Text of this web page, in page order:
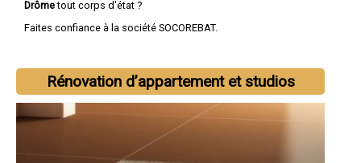
Drômetout corps d'état ?
Faites confiance à la société SOCOREBAT.
Rénovation d’appartement et studios